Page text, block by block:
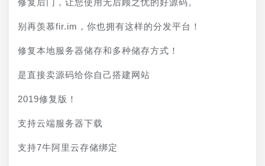
修复后门，让您使用无后顾之忧的好源码。
别再羡慕fir.im，你也拥有这样的分发平台！
修复本地服务器储存和多种储存方式！
是直接卖源码给你自己搭建网站
2019修复版！
支持云端服务器下载
支持7牛阿里云存储绑定